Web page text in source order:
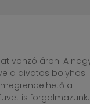
vonzó áron. A
a divatos bolyhos
a
is forgalmazunk.